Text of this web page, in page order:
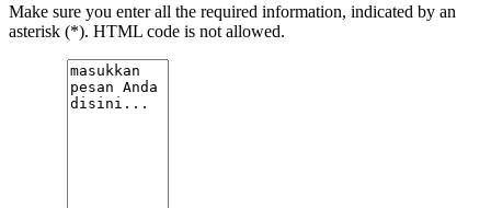
Make sure you enter all the required information, indicated by an
asterisk (*). HTML code is not allowed.